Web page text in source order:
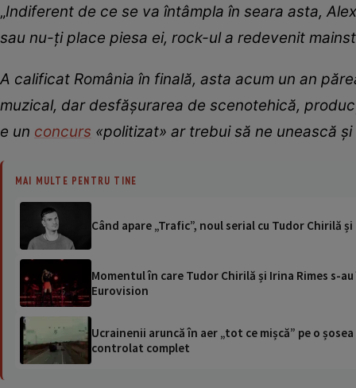
„Indiferent de ce se va întâmpla în seara asta,
sau nu-ți place piesa ei, rock-ul a redevenit
A calificat România în finală, asta acum un an
muzical, dar desfășurarea de scenotehică,
e un concurs «politizat» ar trebui să ne unească
MAI MULTE PENTRU TINE
Când apare „Trafic”, noul serial cu Tudor
Momentul în care Tudor Chirilă și Irina Rimes s-
Eurovision
Ucrainenii aruncă în aer „tot ce mișcă” pe o
controlat complet